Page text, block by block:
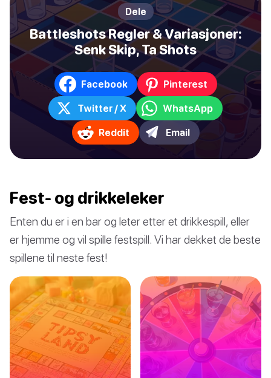
Dele
Battleshots Regler & Variasjoner:
Senk Skip, Ta Shots
Facebook Pinterest
Twitter / X WhatsApp
Reddit Email
Fest- og drikkeleker
Enten du er i en bar og leter etter et drikkespill, eller
er hjemme og vil spille festspill. Vi har dekket de beste
spillene til neste fest!